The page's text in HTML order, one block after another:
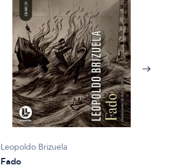
Leopoldo Brizuela
Fado